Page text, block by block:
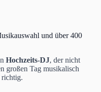
und über 400
Hochzeits-DJ, der nicht
großen Tag musikalisch
richtig.